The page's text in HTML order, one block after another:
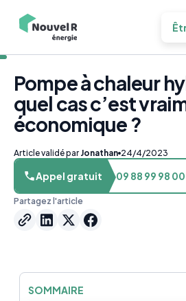
Pompe à chaleur
quel cas c’est
économique ?
Article validé par Jonathan 24/4/2023
Appel gratuit 09 88 99 98 00
Partagez l'article
SOMMAIRE